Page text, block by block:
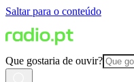
Saltar para o conteúdo
Que gostaria de ouvir?